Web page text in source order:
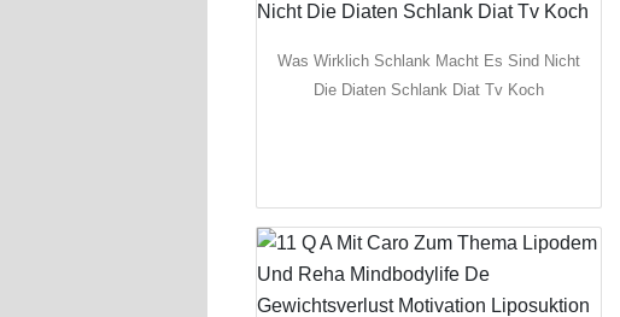
Was Wirklich Schlank Macht Es Sind Nicht
Die Diaten Schlank Diat Tv Koch